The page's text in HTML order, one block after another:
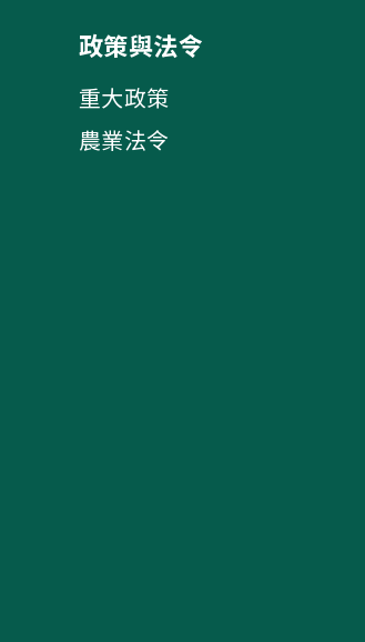
政策與法令
重大政策
農業法令